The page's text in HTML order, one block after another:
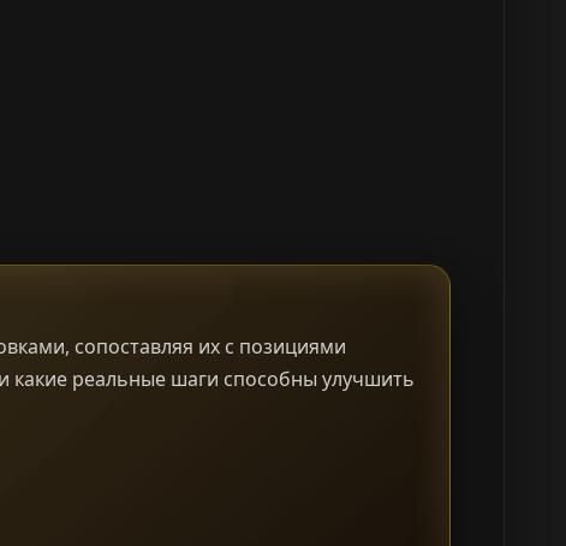
сопоставляя их с позициями
какие реальные шаги способны улучшить